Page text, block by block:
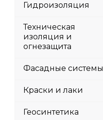
Гидроизоляция
Техническая
изоляция и
огнезащита
Фасадные системы
Краски и лаки
Геосинтетика